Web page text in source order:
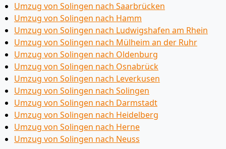
Umzug von Solingen nach Saarbrücken
Umzug von Solingen nach Hamm
Umzug von Solingen nach Ludwigshafen am Rhein
Umzug von Solingen nach Mülheim an der Ruhr
Umzug von Solingen nach Oldenburg
Umzug von Solingen nach Osnabrück
Umzug von Solingen nach Leverkusen
Umzug von Solingen nach Solingen
Umzug von Solingen nach Darmstadt
Umzug von Solingen nach Heidelberg
Umzug von Solingen nach Herne
Umzug von Solingen nach Neuss